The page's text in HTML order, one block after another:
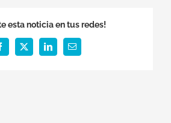
esta noticia en tus redes!
X LinkedInEmail